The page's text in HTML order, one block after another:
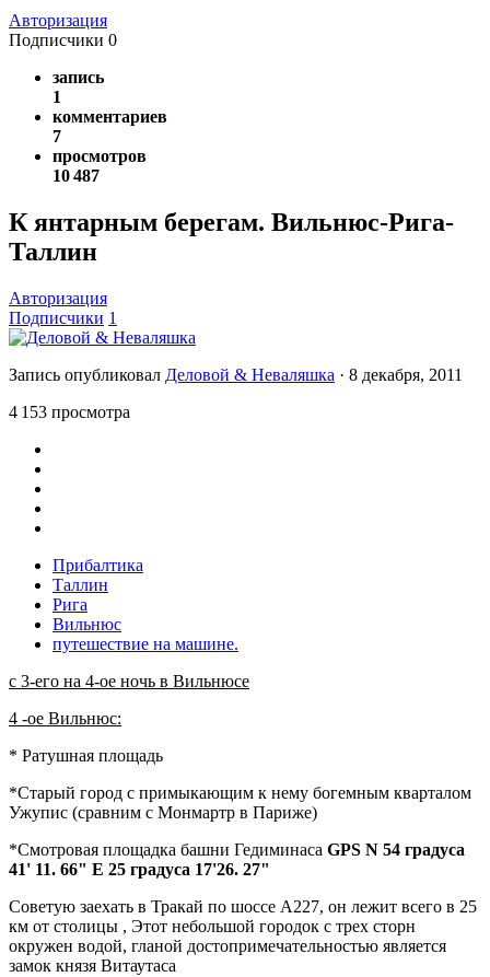
Авторизация
Подписчики 0
запись
1
комментариев
7
просмотров
10 487
К янтарным берегам. Вильнюс-Рига-
Таллин
Авторизация
Подписчики 1
Запись опубликовал Деловой & Неваляшка · 8 декабря, 2011
4 153 просмотра
Прибалтика
Таллин
Рига
Вильнюс
путешествие на машине.
с 3-его на 4-ое ночь в Вильнюсе
4 -ое Вильнюс:
* Ратушная площадь
*Старый город с примыкающим к нему богемным кварталом
Ужупис (сравним с Монмартр в Париже)
*Смотровая площадка башни Гедиминаса GPS N 54 градуса
41' 11. 66" E 25 градуса 17'26. 27"
Советую заехать в Тракай по шоссе А227, он лежит всего в 25
км от столицы , Этот небольшой городок с трех сторн
окружен водой, гланой достопримечательностью является
замок князя Витаутаса